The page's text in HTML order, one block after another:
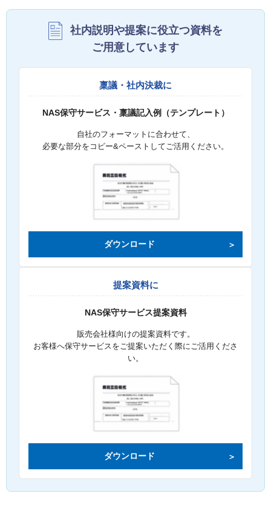
社内説明や提案に役立つ資料を
ご用意しています
稟議・社内決裁に
NAS保守サービス・稟議記入例（テンプレート）
自社のフォーマットに合わせて、
必要な部分をコピー&ペーストしてご活用ください。
ダウンロード
提案資料に
NAS保守サービス提案資料
販売会社様向けの提案資料です。
お客様へ保守サービスをご提案いただく際にご活用くださ
い。
ダウンロード